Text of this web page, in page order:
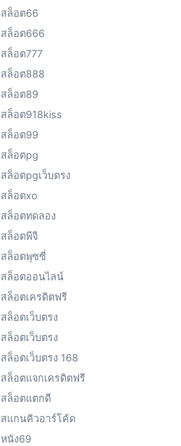
สล็อต66
สล็อต666
สล็อต777
สล็อต888
สล็อต89
สล็อต918kiss
สล็อต99
สล็อตpg
สล็อตpgเว็บตรง
สล็อตxo
สล็อตทดลอง
สล็อตพีจี
สล็อตพุซซี่
สล็อตออนไลน์
สล็อตเครดิตฟรี
สล็อตเว็บตรง
สล็อตเว็บตรง
สล็อตเว็บตรง 168
สล็อตแจกเครดิตฟรี
สล็อตแตกดี
สแกนคิวอาร์โค้ด
หนัง69